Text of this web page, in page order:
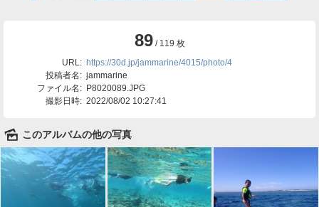
89 / 119 枚
URL: https://30d.jp/jammarine/4015/photo/4
投稿者名: jammarine
ファイル名: P8020089.JPG
撮影日時: 2022/08/02 10:27:41
🌄 このアルバムの他の写真